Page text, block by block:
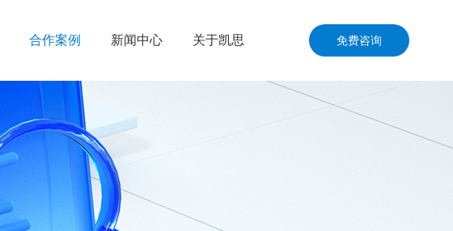
合作案例
凯思案例
工业设备
船舶与海洋工程
汽车与交通运输
新闻中心
资讯共享
关于凯思 免费咨询